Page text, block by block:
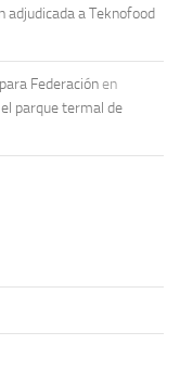
adjudicada a Teknofood
Federación en
parque termal de